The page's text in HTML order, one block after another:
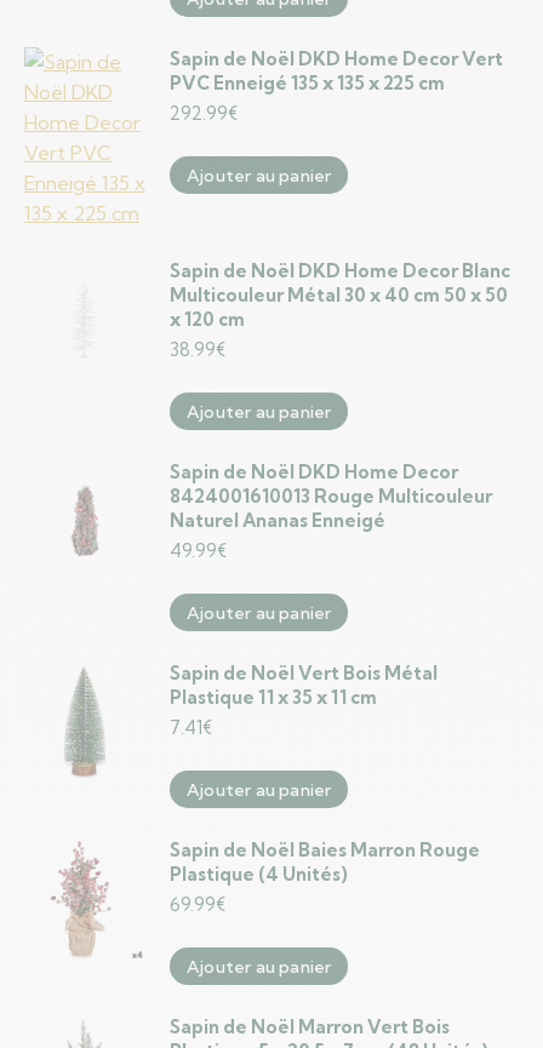
Sapin de Noël DKD Home Decor Vert
PVC Enneigé 135 x 135 x 225 cm
292.99€
Ajouter au panier
Sapin de Noël DKD Home Decor Blanc
Multicouleur Métal 30 x 40 cm 50 x 50
x 120 cm
38.99€
Ajouter au panier
Sapin de Noël DKD Home Decor
8424001610013 Rouge Multicouleur
Naturel Ananas Enneigé
49.99€
Ajouter au panier
Sapin de Noël Vert Bois Métal
Plastique 11 x 35 x 11 cm
7.41€
Ajouter au panier
Sapin de Noël Baies Marron Rouge
Plastique (4 Unités)
69.99€
Ajouter au panier
Sapin de Noël Marron Vert Bois